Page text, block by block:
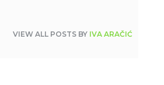
VIEW ALL POSTS BY IVA ARAČIĆ